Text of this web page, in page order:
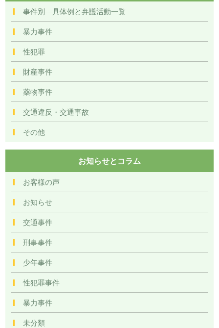
事件別―具体例と弁護活動一覧
暴力事件
性犯罪
財産事件
薬物事件
交通違反・交通事故
その他
お知らせとコラム
お客様の声
お知らせ
交通事件
刑事事件
少年事件
性犯罪事件
暴力事件
未分類